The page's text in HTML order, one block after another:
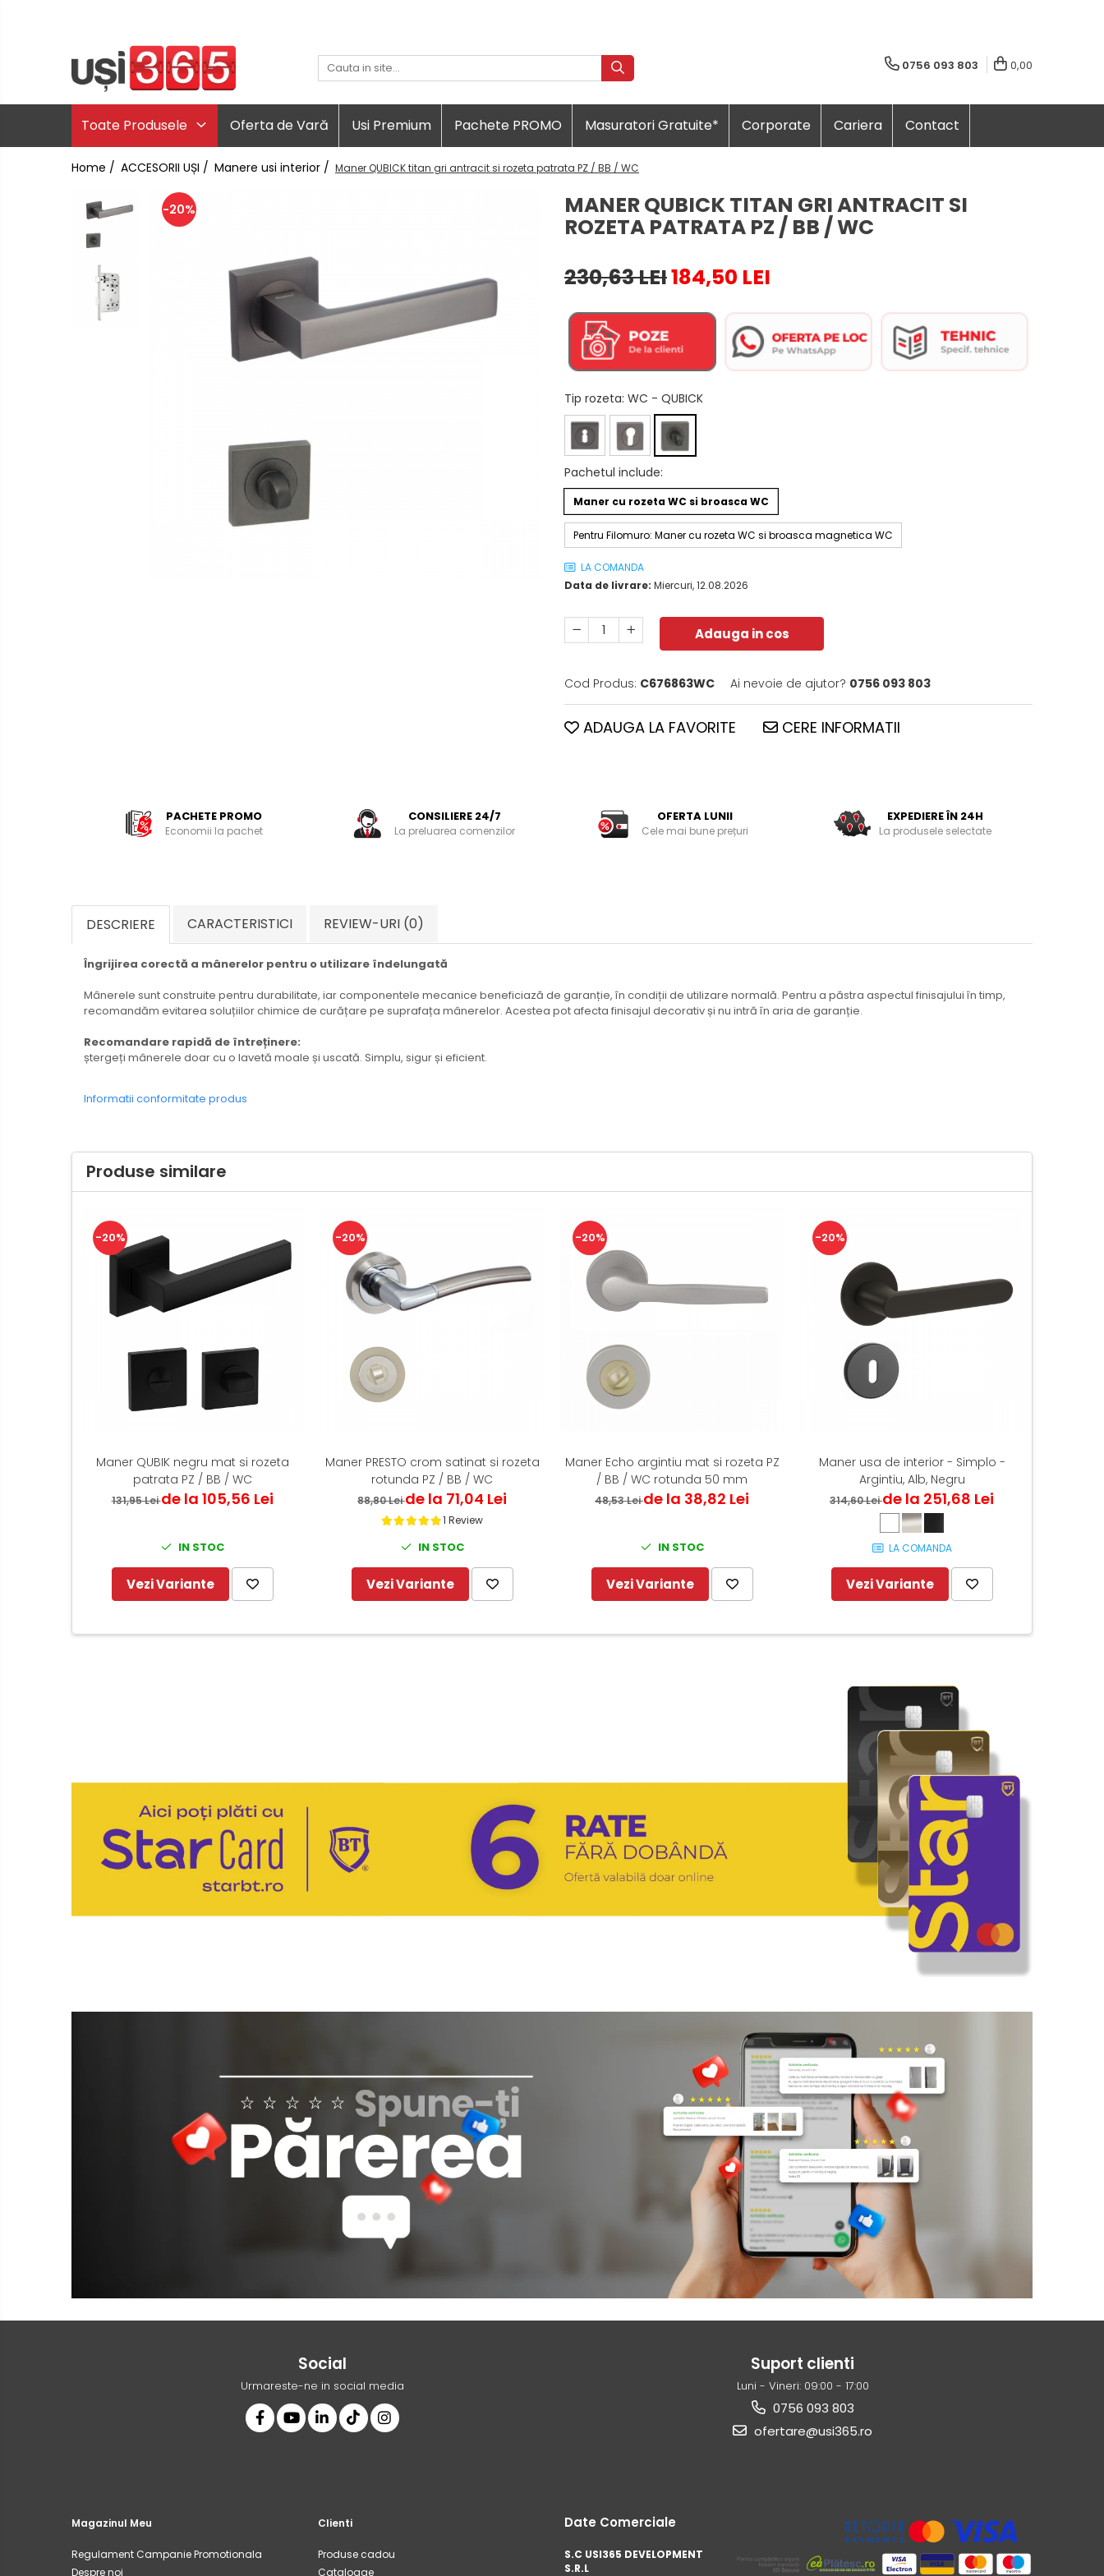
0756 093 803 0,00
Toate Produsele Oferta de Vară Usi Premium Pachete PROMO Masuratori Gratuite* Corporate Cariera Contact
Home / ACCESORII UȘI / Manere usi interior / Maner QUBICK titan gri antracit si rozeta patrata PZ / BB / WC
MANER QUBICK TITAN GRI ANTRACIT SI
ROZETA PATRATA PZ / BB / WC
-20%
230,63 LEI184,50 LEI
Tip rozeta: WC - QUBICK
Pachetul include:
Maner cu rozeta WC si broasca WC
Pentru Filomuro: Maner cu rozeta WC si broasca magnetica WC
LA COMANDA
Data de livrare: Miercuri, 12.08.2026
Adauga in cos
Cod Produs: C676863WC Ai nevoie de ajutor? 0756 093 803
ADAUGA LA FAVORITE CERE INFORMATII
PACHETE PROMO
Economii la pachet
CONSILIERE 24/7
La preluarea comenzilor
OFERTA LUNII
Cele mai bune prețuri
EXPEDIERE ÎN 24H
La produsele selectate
DESCRIERE CARACTERISTICI REVIEW-URI (0)
Îngrijirea corectă a mânerelor pentru o utilizare îndelungată
Mânerele sunt construite pentru durabilitate, iar componentele mecanice beneficiază de garanție, în condiții de utilizare normală. Pentru a păstra aspectul finisajului în timp,
recomandăm evitarea soluțiilor chimice de curățare pe suprafața mânerelor. Acestea pot afecta finisajul decorativ și nu intră în aria de garanție.
Recomandare rapidă de întreținere:
ștergeți mânerele doar cu o lavetă moale și uscată. Simplu, sigur și eficient.
Informatii conformitate produs
Produse similare
-20%
Maner QUBIK negru mat si rozeta
patrata PZ / BB / WC
131,95 Leide la 105,56 Lei
IN STOC
Vezi Variante
-20%
Maner PRESTO crom satinat si rozeta
rotunda PZ / BB / WC
88,80 Leide la 71,04 Lei
1 Review
IN STOC
Vezi Variante
-20%
Maner Echo argintiu mat si rozeta PZ
/ BB / WC rotunda 50 mm
48,53 Leide la 38,82 Lei
IN STOC
Vezi Variante
-20%
Maner usa de interior - Simplo -
Argintiu, Alb, Negru
314,60 Leide la 251,68 Lei
LA COMANDA
Vezi Variante
Social
Urmareste-ne in social media
Suport clienti
Luni - Vineri: 09:00 - 17:00
0756 093 803
ofertare@usi365.ro
Magazinul Meu
Regulament Campanie Promotionala
Despre noi
Clienti
Produse cadou
Cataloage
Date Comerciale
S.C USI365 DEVELOPMENT
S.R.L